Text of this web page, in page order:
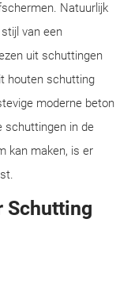
Natuurlijk
van een
uit schuttingen
houten schutting
moderne beton
schuttingen in de
kan maken, is er
Schutting